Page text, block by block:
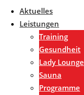
Aktuelles
Leistungen
Training
Gesundheit
Lady Lounge
Sauna
Programme